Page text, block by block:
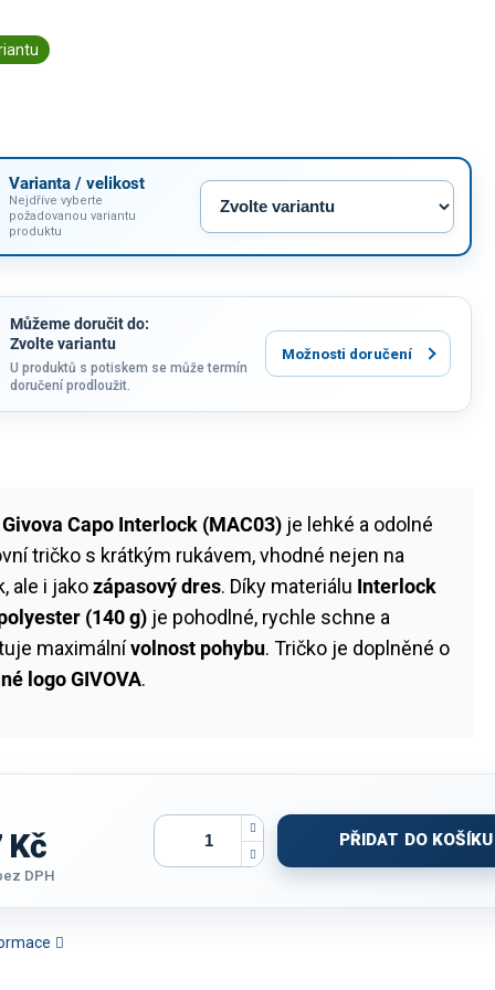
Varianta / velikost
Nejdříve vyberte
požadovanou variantu
produktu
Můžeme doručit do:
Zvolte variantu
U produktů s potiskem se může termín
doručení prodloužit.
Možnosti doručení
Givova Capo Interlock (MAC03) je lehké a odolné
tričko s krátkým rukávem, vhodné nejen na
ale i jakozápasový dres. Díky materiálu Interlock
(140 g) je pohodlné, rychle schne a
maximálnívolnost pohybu. Tričko je doplněné o
logo GIVOVA.
Kč
DPH
PŘIDAT DO KOŠÍKU